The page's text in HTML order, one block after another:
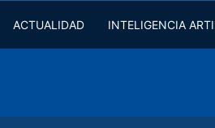
ACTUALIDAD INTELIGENCIA